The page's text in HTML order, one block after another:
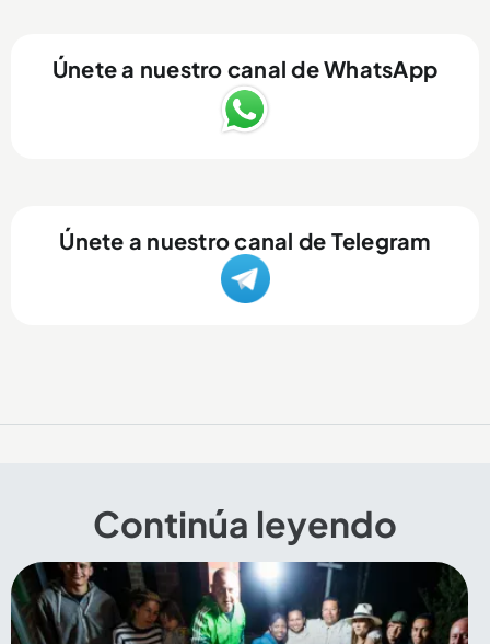
Únete a nuestro canal de WhatsApp
Únete a nuestro canal de Telegram
Continúa leyendo